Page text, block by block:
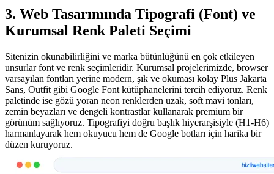
3. Web Tasarımında Tipografi (Font) ve
Kurumsal Renk Paleti Seçimi
Sitenizin okunabilirliğini ve marka bütünlüğünü en çok etkileyen
unsurlar font ve renk seçimleridir. Kurumsal projelerimizde, browser
varsayılan fontları yerine modern, şık ve okuması kolay Plus Jakarta
Sans, Outfit gibi Google Font kütüphanelerini tercih ediyoruz. Renk
paletinde ise gözü yoran neon renklerden uzak, soft mavi tonları,
zemin beyazları ve dengeli kontrastlar kullanarak premium bir
görünüm sağlıyoruz. Tipografiyi doğru başlık hiyerarşisiyle (H1-H6)
harmanlayarak hem okuyucu hem de Google botları için harika bir
düzen kuruyoruz.